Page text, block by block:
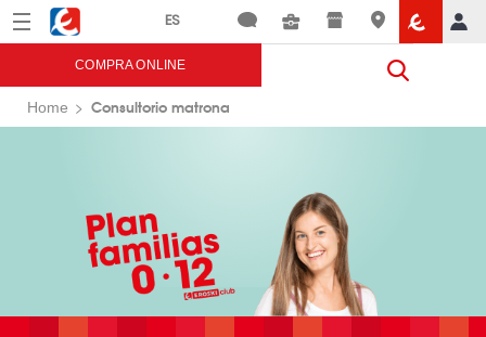
Menú Eroski
COMPRA ONLINE
Home Consultorio matrona